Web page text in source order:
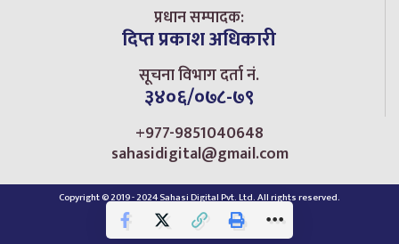
प्रधान सम्पादक:
दिप्त प्रकाश अधिकारी
सूचना विभाग दर्ता नं.
३४०६/०७८-७९
+977-9851040648
sahasidigital@gmail.com
Copyright © 2019 - 2024 Sahasi Digital Pvt. Ltd. All rights reserved.
Home Privacy Policy